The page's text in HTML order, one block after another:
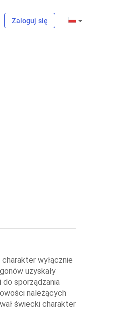
Zaloguj się
wyłącznie
uzyskały
sporządzania
należących
świecki charakter